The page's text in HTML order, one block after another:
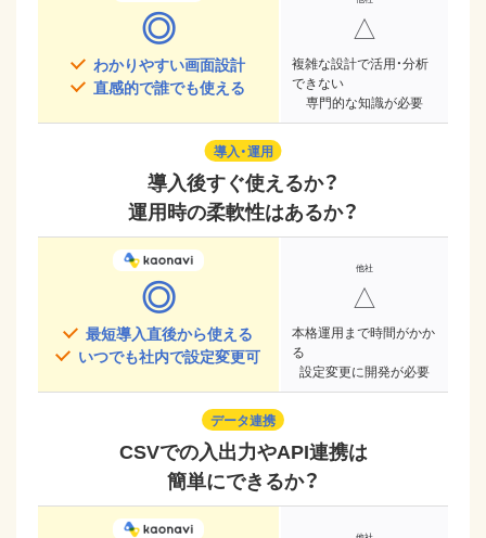
◎
わかりやすい画面設計
直感的で誰でも使える
△
複雑な設計で活用・分析
できない
専門的な知識が必要
導入・運用
導入後すぐ使えるか？
運用時の柔軟性はあるか？
◎
最短導入直後から使える
いつでも社内で設定変更可
△
本格運用まで時間がかか
る
設定変更に開発が必要
データ連携
CSVでの入出力やAPI連携は
簡単にできるか？